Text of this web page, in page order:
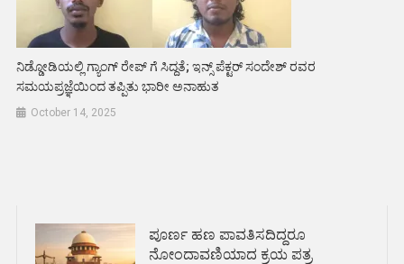
ನಿಡ್ಡೋಡಿಯಲ್ಲಿ ಗ್ಯಾಂಗ್ ರೇಪ್ ಗೆ ಸಿದ್ದತೆ; ಇನ್ಸ್ ಪೆಕ್ಟರ್ ಸಂದೇಶ್ ರವರ
ಸಮಯಪ್ರಜ್ಞೆಯಿಂದ ತಪ್ಪಿತು ಭಾರೀ ಅನಾಹುತ
October 14, 2025
ಪೂರ್ಣ ಹಣ ಪಾವತಿಸದಿದ್ದರೂ
ನೋಂದಾವಣಿಯಾದ ಕ್ರಯ ಪತ್ರ